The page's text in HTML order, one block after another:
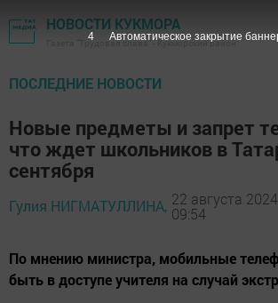
НОВОСТИ КУКМОРА
Газета "Трудовая слава" - Кукморский район
ПОСЛЕДНИЕ НОВОСТИ
Новые предметы и запрет
что ждет школьников в
сентября
Гулия НИГМАТУЛЛИНА, 22 августа
09:54
По мнению министра, мобильные
быть в доступе учителя на случай
2 Автоматическое закрытие